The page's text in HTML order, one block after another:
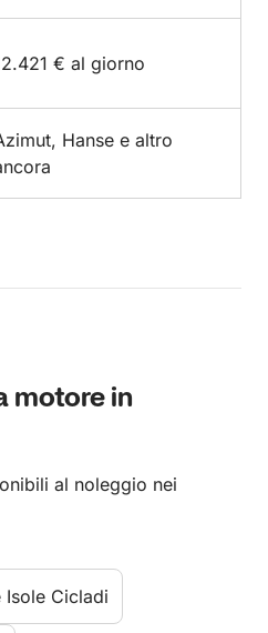
€ al giorno
Hanse e altro
motore in
al noleggio nei
Isole Cicladi